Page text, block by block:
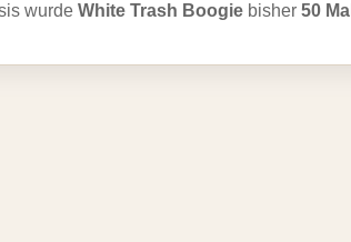
wurde White Trash Boogie bisher 50 Mal